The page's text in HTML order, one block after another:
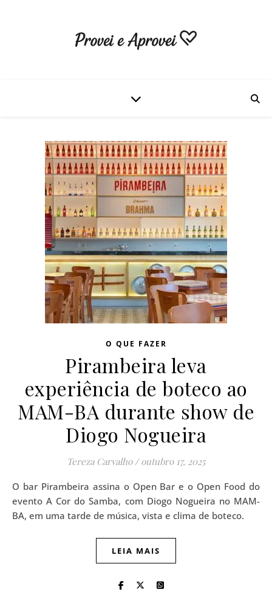
O QUE FAZER
Pirambeira leva
experiência de boteco ao
MAM-BA durante show de
Diogo Nogueira
Tereza Carvalho / outubro 17, 2025
O bar Pirambeira assina o Open Bar e o Open Food do
evento A Cor do Samba, com Diogo Nogueira no MAM-
BA, em uma tarde de música, vista e clima de boteco.
LEIA MAIS